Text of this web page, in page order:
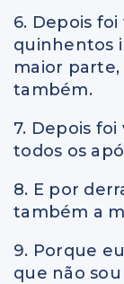
6. Depois
quinhentos
maior
também.
7. Depois
todos os
8. E por
também a
9. Porque
que não